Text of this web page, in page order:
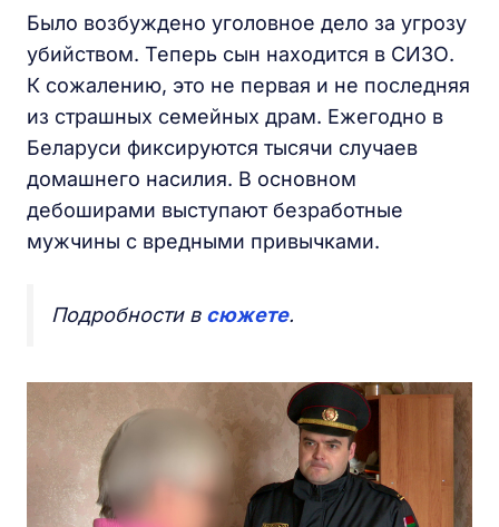
Было возбуждено уголовное дело за угрозу
убийством. Теперь сын находится в СИЗО.
К сожалению, это не первая и не последняя
из страшных семейных драм. Ежегодно в
Беларуси фиксируются тысячи случаев
домашнего насилия. В основном
дебоширами выступают безработные
мужчины с вредными привычками.
Подробности в сюжете.